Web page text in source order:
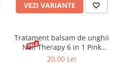
VEZI VARIANTE
Tratament balsam de unghii
Nail Therapy 6 in 1 Pink
Eveline 5 ml
20,00 Lei